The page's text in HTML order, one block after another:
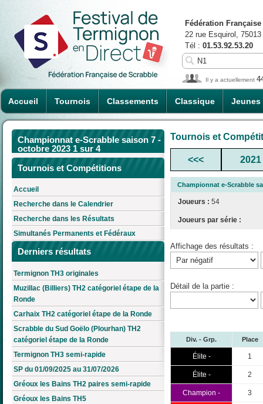
Accueil Tournois Classements Classique Jeunes
Fédération
22 rue Esquirol,
Tél : 01.53.92.53.20
Il y a actuellement
Championnat e-Scrabble saison 7 -
octobre 2023 1 sur 4
Tournois et Compétitions
Accueil
Recherche dans le Calendrier
Recherche dans les Résultats
Simultanés Permanents et Fédéraux
Derniers résultats
Termignon TH3 originales
Muzillac (Billiers) TH2 catégoriel étape de la
Ronde
Carhaix TH2 catégoriel étape de la Ronde
Scrabble du Sud Goëlo (Plourhan) TH2
catégoriel étape de la Ronde
Termignon TH3 semi-rapide
SP du 01/09/2025 au 31/07/2026
Gréoux les Bains TH2 paires semi-rapide
Gréoux les Bains TH5
Tournois et
<<< 2021
Championnat e-Scrabble
Joueurs : 54
Joueurs par série :
Affichage des résultats :
Détail de la partie :
Div. - Grp. Place
Élite - 1
Élite - 2
Champion - 3